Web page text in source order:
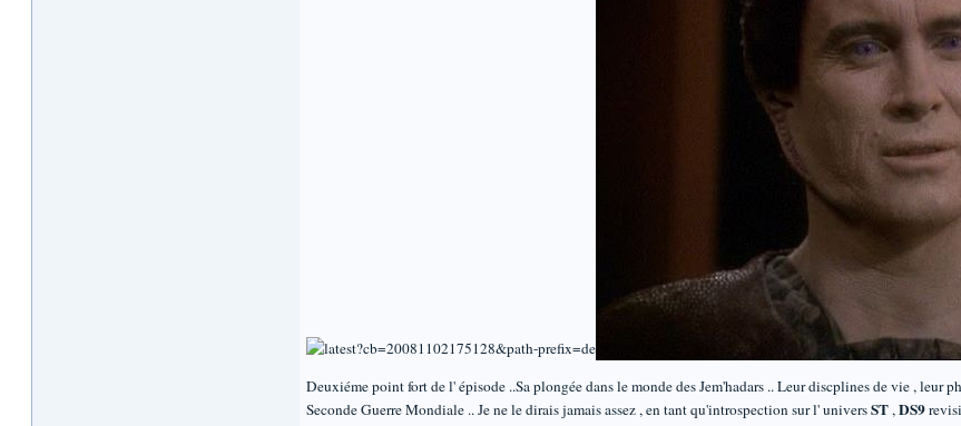
Deuxiéme point fort de l' épisode ..Sa plongée dans le monde des Jem'hadars .. Leur discplines de vie ,
Seconde Guerre Mondiale .. Je ne le dirais jamais assez , en tant qu'introspection sur l' universST,DS9